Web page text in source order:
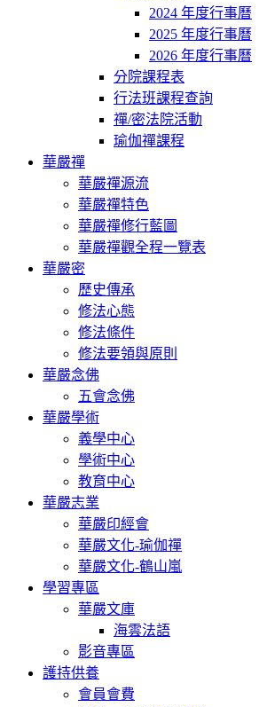
2024 年度行事曆
2025 年度行事曆
2026 年度行事曆
分院課程表
行法班課程查詢
禪/密法院活動
瑜伽禪課程
華嚴禪
華嚴禪源流
華嚴禪特色
華嚴禪修行藍圖
華嚴禪觀全程一覽表
華嚴密
歷史傳承
修法心態
修法條件
修法要領與原則
華嚴念佛
五會念佛
華嚴學術
義學中心
學術中心
教育中心
華嚴志業
華嚴印經會
華嚴文化-瑜伽禪
華嚴文化-鶴山嵐
學習專區
華嚴文庫
海雲法語
影音專區
護持供養
會員會費